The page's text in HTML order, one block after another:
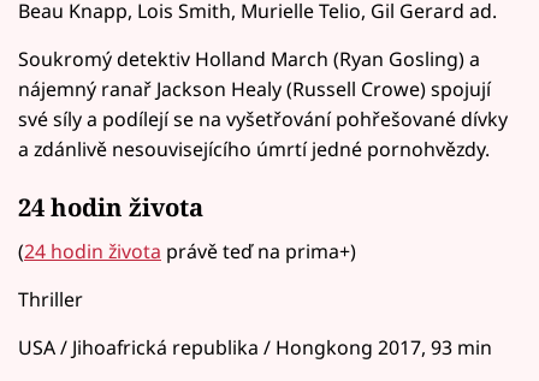
Beau Knapp, Lois Smith, Murielle Telio, Gil Gerard ad.
Soukromý detektiv Holland March (Ryan Gosling) a
nájemný ranař Jackson Healy (Russell Crowe) spojují
své síly a podílejí se na vyšetřování pohřešované dívky
a zdánlivě nesouvisejícího úmrtí jedné pornohvězdy.
24 hodin života
(24 hodin života právě teď na prima+)
Thriller
USA / Jihoafrická republika / Hongkong 2017, 93 min